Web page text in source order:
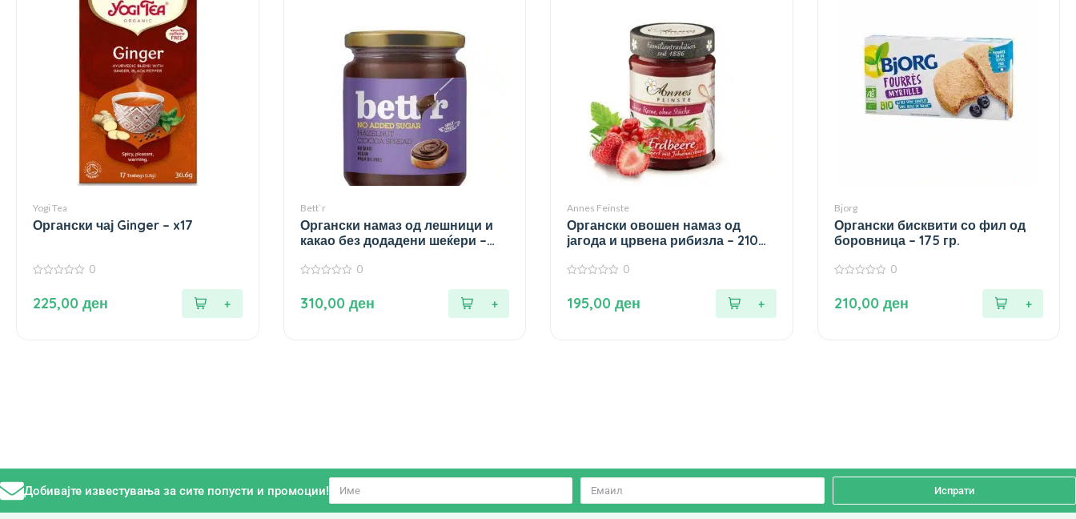
Yogi Tea
Органски чај Ginger – x17
5
0
225,00 ден
Bett`r
Органски намаз од лешници и
какао без додадени шеќери –
5
0
310,00 ден
Annes Feinste
Органски овошен намаз од
јагода и црвена рибизла – 210
5
0
195,00 ден
Bjorg
Органски бисквити со фил од
боровница – 175 гр.
5
0
210,00 ден
Добивајте известувања за сите попусти и промоции! Испрати